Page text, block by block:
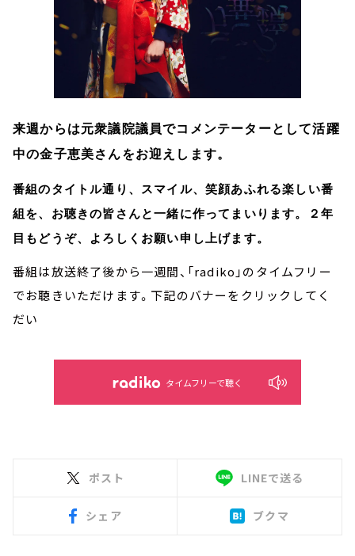
来週からは元衆議院議員でコメンテーターとして活躍
中の金子恵美さんをお迎えします。
番組のタイトル通り、スマイル、笑顔あふれる楽しい番
組を、お聴きの皆さんと一緒に作ってまいります。２年
目もどうぞ、よろしくお願い申し上げます。
番組は放送終了後から一週間、「radiko」のタイムフリー
でお聴きいただけます。下記のバナーをクリックしてく
だい
タイムフリーで聴く
ポスト LINEで送る
シェア ブクマ